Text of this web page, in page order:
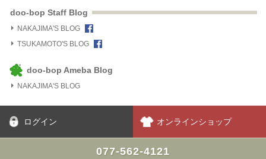
doo-bop Staff Blog
NAKAJIMA'S BLOG
TSUKAMOTO'S BLOG
doo-bop Ameba Blog
NAKAJIMA'S BLOG
ログイン オンラインショップ
077-562-4121